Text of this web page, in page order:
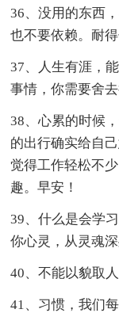
36、没用的东西
也不要依赖。耐
37、人生有涯，
事情，你需要舍
38、心累的时候
的出行确实给自
觉得工作轻松不
趣。早安！
39、什么是会学
你心灵，从灵魂
40、不能以貌取
41、习惯，我们